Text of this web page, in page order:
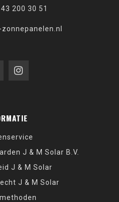
200 30 51
J & M Solar B.V.
J & M Solar
J & M Solar